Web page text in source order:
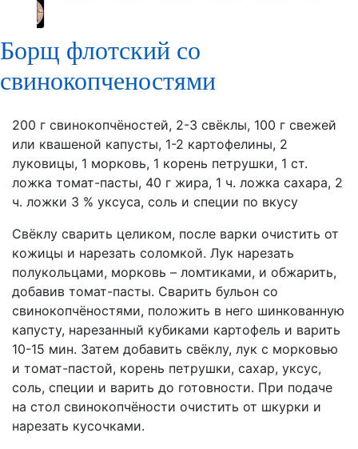
Борщ флотский со
свинокопченостями
200 г свинокопчёностей, 2-3 свёклы, 100 г свежей
или квашеной капусты, 1-2 картофелины, 2
луковицы, 1 морковь, 1 корень петрушки, 1 ст.
ложка томат-пасты, 40 г жира, 1 ч. ложка сахара, 2
ч. ложки 3 % уксуса, соль и специи по вкусу
Свёклу сварить целиком, после варки очистить от
кожицы и нарезать соломкой. Лук нарезать
полукольцами, морковь – ломтиками, и обжарить,
добавив томат-пасты. Сварить бульон со
свинокопчёностями, положить в него шинкованную
капусту, нарезанный кубиками картофель и варить
10-15 мин. Затем добавить свёклу, лук с морковью
и томат-пастой, корень петрушки, сахар, уксус,
соль, специи и варить до готовности. При подаче
на стол свинокопчёности очистить от шкурки и
нарезать кусочками.